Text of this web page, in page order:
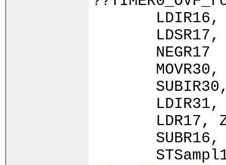
LDIR16,
LDSR17,
NEGR17
MOVR30,
SUBIR30,
LDIR31,
LDR17,
SUBR16,